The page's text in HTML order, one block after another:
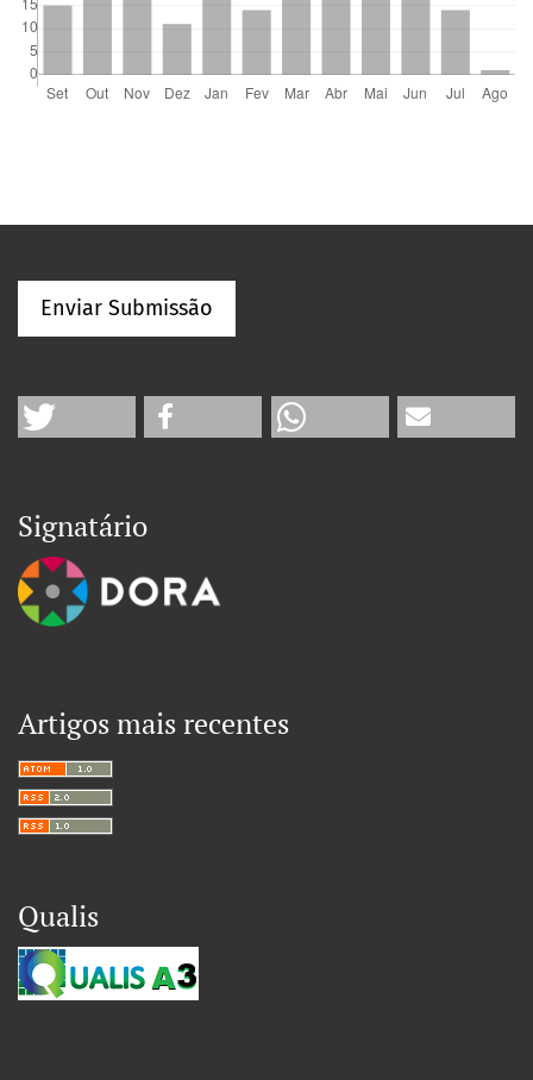
Enviar Submissão
Signatário
Artigos mais recentes
Qualis